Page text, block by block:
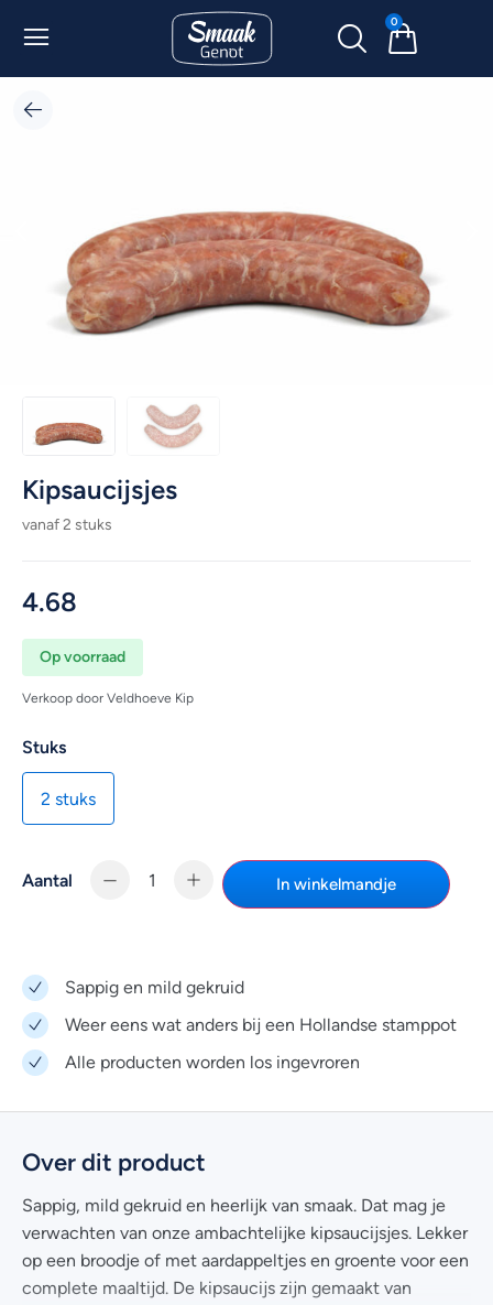
0
Kipsaucijsjes
vanaf 2 stuks
4.68
Op voorraad
Verkoop door Veldhoeve Kip
Stuks
2 stuks
Aantal In winkelmandje
Sappig en mild gekruid
Weer eens wat anders bij een Hollandse stamppot
Alle producten worden los ingevroren
Over dit product
Sappig, mild gekruid en heerlijk van smaak. Dat mag je
verwachten van onze ambachtelijke kipsaucijsjes. Lekker
op een broodje of met aardappeltjes en groente voor een
complete maaltijd. De kipsaucijs zijn gemaakt van